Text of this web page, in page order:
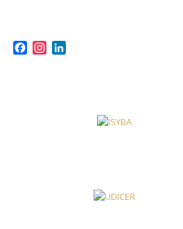
FacebookInstagram